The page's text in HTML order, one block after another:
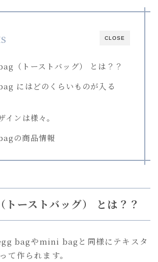
CLOSE
（トーストバッグ） とは？？
にはどのくらいものが入る
インは様々。
の商品情報
ーストバッグ） とは？？
bagやmini bagと同様にテキスタ
て作られます。